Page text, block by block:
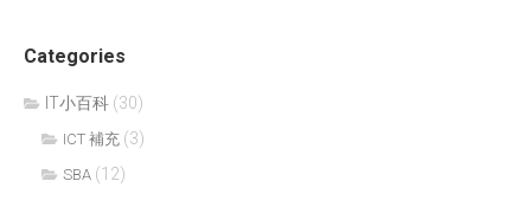
Categories
IT小百科 (30)
ICT 補充 (3)
SBA (12)